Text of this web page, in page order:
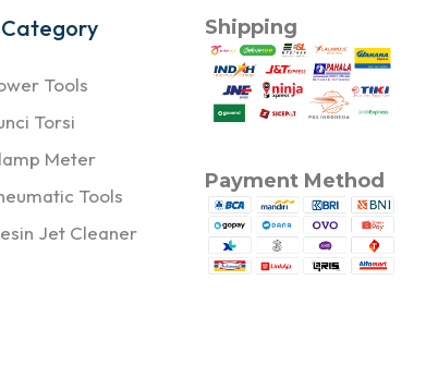
Tools
Torsi
Meter
Tools
Jet Cleaner
Shipping
Payment Method